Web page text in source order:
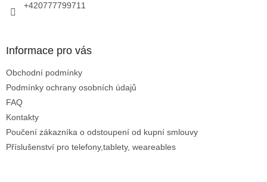
+420777799711
Informace pro vás
Obchodní podmínky
Podmínky ochrany osobních údajů
FAQ
Kontakty
Poučení zákazníka o odstoupení od kupní smlouvy
Příslušenství pro telefony,tablety, weareables